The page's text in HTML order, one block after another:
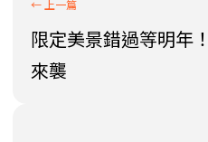
限定美景錯過等明年
來襲